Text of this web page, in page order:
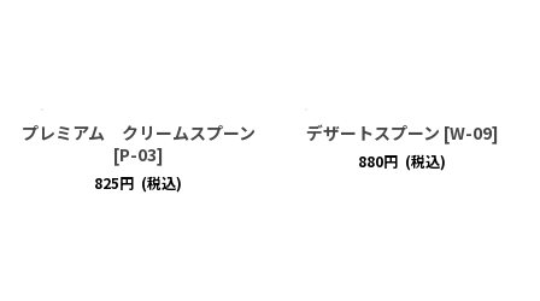
プレミアム クリームスプーン
[P-03]
825円 (税込)
デザートスプーン [W-09]
880円 (税込)